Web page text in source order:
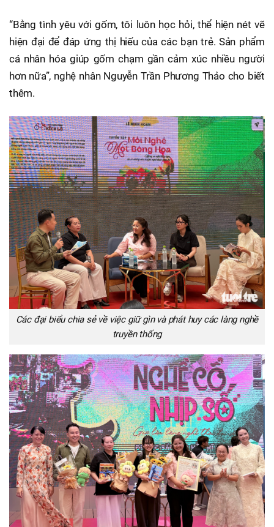
“Bằng tình yêu với gốm, tôi luôn học hỏi, thể hiện nét vẽ
hiện đại để đáp ứng thị hiếu của các bạn trẻ. Sản phẩm
cá nhân hóa giúp gốm chạm gần cảm xúc nhiều người
hơn nữa”, nghệ nhân Nguyễn Trần Phương Thảo cho biết
thêm.
Các đại biểu chia sẻ về việc giữ gìn và phát huy các làng nghề
truyền thống